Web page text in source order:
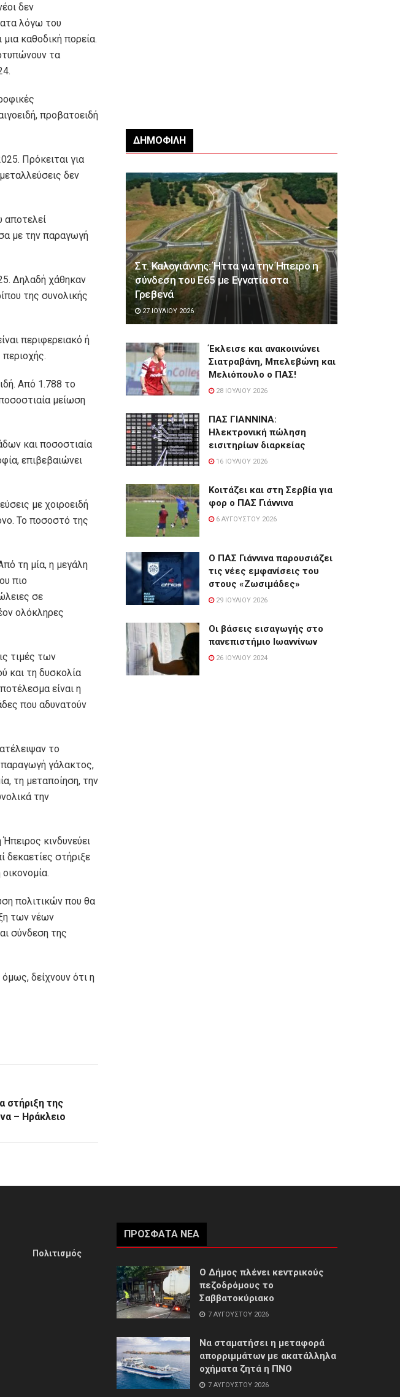
δεν
λόγω του
καθοδική πορεία.
τα
προβατοειδή
Πρόκειται για
δεν
αποτελεί
με την παραγωγή
Δηλαδή χάθηκαν
της συνολικής
περιφερειακό ή
Από 1.788 το
μείωση
και ποσοστιαία
επιβεβαιώνει
με χοιροειδή
Το ποσοστό της
τη μία, η μεγάλη
πιο
σε
ολόκληρες
τιμές των
και τη δυσκολία
είναι η
που αδυνατούν
το
γάλακτος,
τη μεταποίηση, την
την
κινδυνεύει
δεκαετίες στήριξε
πολιτικών που θα
των νέων
σύνδεση της
δείχνουν ότι η
στήριξη της
– Ηράκλειο
ΔΗΜΟΦΙΛΉ
Στ. Καλογιάννης: Ήττα για την Ήπειρο η
σύνδεση του Ε65 με Εγνατία στα
Γρεβενά
27 ΙΟΥΛΊΟΥ 2026
Έκλεισε και ανακοινώνει
Σιατραβάνη, Μπελεβώνη και
Μελιόπουλο ο ΠΑΣ!
28 ΙΟΥΛΊΟΥ 2026
ΠΑΣ ΓΙΑΝΝΙΝΑ:
Hλεκτρονική πώληση
εισιτηρίων διαρκείας
16 ΙΟΥΛΊΟΥ 2026
Κοιτάζει και στη Σερβία για
φορ ο ΠΑΣ Γιάννινα
6 ΑΥΓΟΎΣΤΟΥ 2026
Ο ΠΑΣ Γιάννινα παρουσιάζει
τις νέες εμφανίσεις του
στους «Ζωσιμάδες»
29 ΙΟΥΛΊΟΥ 2026
Οι βάσεις εισαγωγής στο
πανεπιστήμιο Ιωαννίνων
26 ΙΟΥΛΊΟΥ 2024
Πολιτισμός
ΠΡΌΣΦΑΤΑ ΝΈΑ
Ο Δήμος πλένει κεντρικούς
πεζοδρόμους το
Σαββατοκύριακο
7 ΑΥΓΟΎΣΤΟΥ 2026
Να σταματήσει η μεταφορά
απορριμμάτων με ακατάλληλα
οχήματα ζητά η ΠΝΟ
7 ΑΥΓΟΎΣΤΟΥ 2026